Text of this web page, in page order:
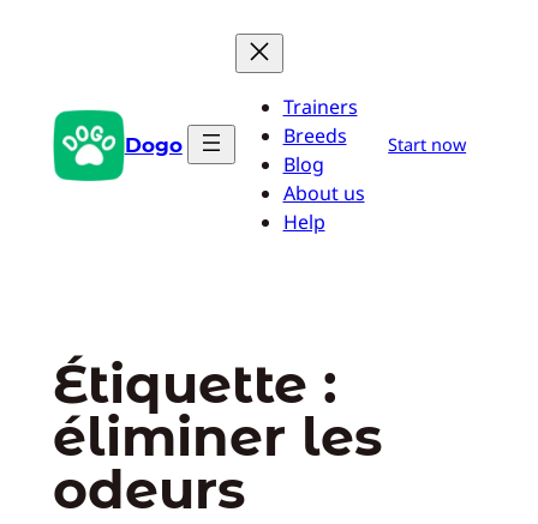
Dogo
Trainers
Breeds
Blog
About us
Help
Start now
Étiquette :
éliminer les
odeurs